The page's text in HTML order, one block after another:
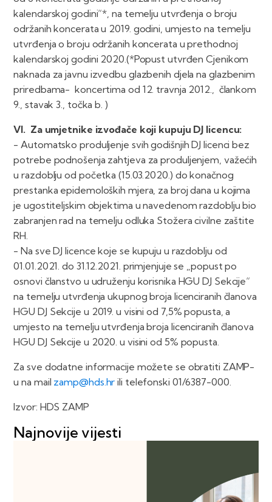
kalendarskoj godini“*, na temelju utvrđenja o broju
održanih koncerata u 2019. godini, umjesto na temelju
utvrđenja o broju održanih koncerata u prethodnoj
kalendarskoj godini 2020.(*Popust utvrđen Cjenikom
naknada za javnu izvedbu glazbenih djela na glazbenim
priredbama- koncertima od 12. travnja 2012., člankom
9., stavak 3., točka b. )
VI. Za umjetnike izvođače koji kupuju DJ licencu:
- Automatsko produljenje svih godišnjih DJ licenci bez
potrebe podnošenja zahtjeva za produljenjem, važećih
u razdoblju od početka (15.03.2020.) do konačnog
prestanka epidemoloških mjera, za broj dana u kojima
je ugostiteljskim objektima u navedenom razdoblju bio
zabranjen rad na temelju odluka Stožera civilne zaštite
RH.
- Na sve DJ licence koje se kupuju u razdoblju od
01.01.2021. do 31.12.2021. primjenjuje se „popust po
osnovi članstvo u udruženju korisnika HGU DJ Sekcije“
na temelju utvrđenja ukupnog broja licenciranih članova
HGU DJ Sekcije u 2019. u visini od 7,5% popusta, a
umjesto na temelju utvrđenja broja licenciranih članova
HGU DJ Sekcije u 2020. u visini od 5% popusta.
Za sve dodatne informacije možete se obratiti ZAMP-
u na mail zamp@hds.hr ili telefonski 01/6387-000.
Izvor: HDS ZAMP
Najnovije vijesti